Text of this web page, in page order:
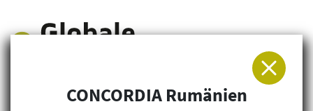
Arbeitsgemeinschaft für Entwicklung und
CONCORDIA Rumänien